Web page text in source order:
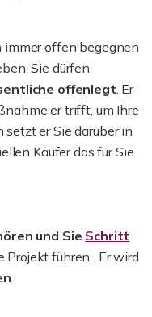
immer offen begegnen
Sie dürfen
offenlegt . Er
er trifft, um Ihre
setzt er Sie darüber in
Käufer das für Sie
und Sie Schritt
Projekt führen . Er wird